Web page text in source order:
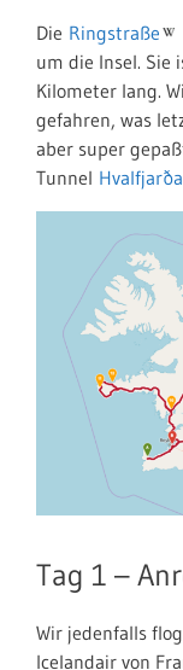
Die Ringstraße
um die Insel. Sie
Kilometer lang.
gefahren, was
aber super
Tunnel
Tag 1 –
Wir jedenfalls
Icelandair von